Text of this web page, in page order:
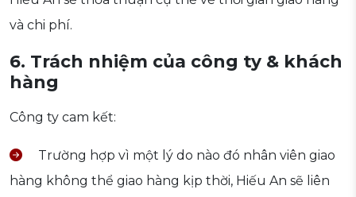
và chi phí.
6. Trách nhiệm của công ty & khách
hàng
Công ty cam kết:
Trường hợp vì một lý do nào đó nhân viên giao
hàng không thể giao hàng kịp thời, Hiếu An sẽ liên